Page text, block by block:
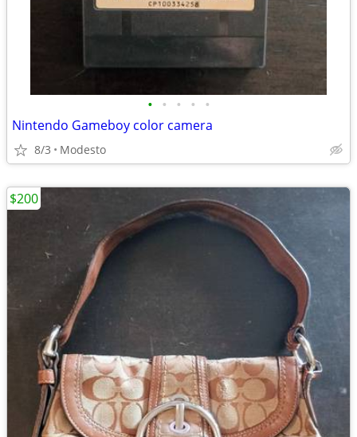
• • • • •
Nintendo Gameboy color camera
8/3 Modesto
$200